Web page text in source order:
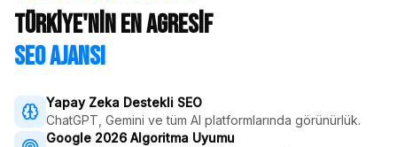
Türkiye'nin En Agresif
SEO Ajansı
Yapay Zeka Destekli SEO
ChatGPT, Gemini ve tüm AI platformlarında görünürlük.
Google 2026 Algoritma Uyumu